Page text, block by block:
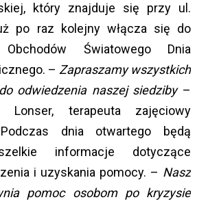
który znajduje się przy ul.
po raz kolejny włącza się do
Obchodów Światowego Dnia
– Zapraszamy wszystkich
odwiedzenia naszej siedziby–
Lonser, terapeuta zajęciowy
dnia otwartego będą
informacje dotyczące
i uzyskania pomocy. – Nasz
pomoc osobom po kryzysie